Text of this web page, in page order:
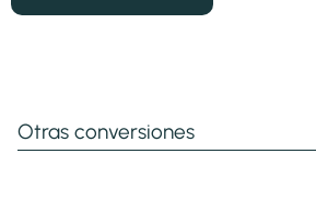
Otras conversiones